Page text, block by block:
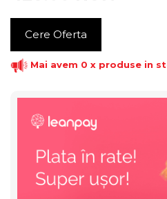
Cere Oferta
Mai avem 0 x produse in